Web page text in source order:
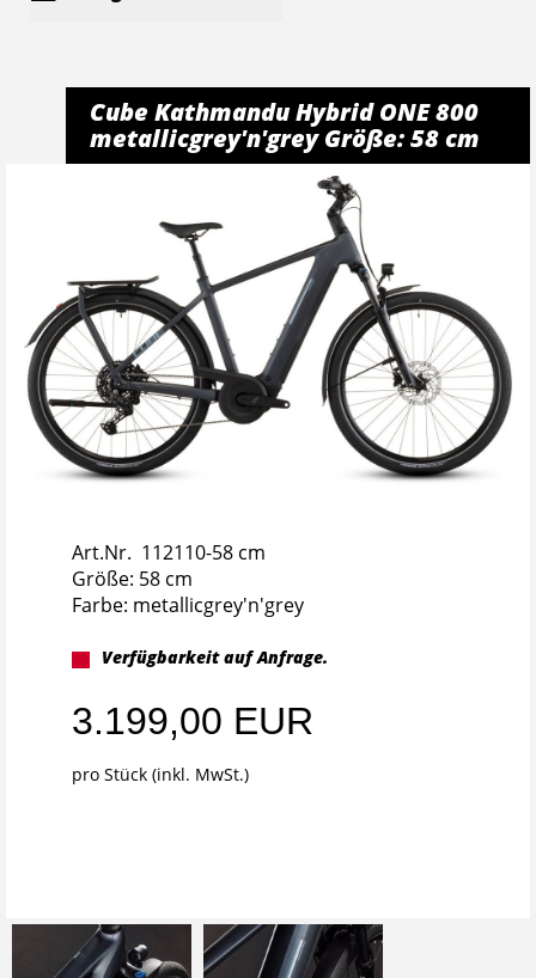
Cube Kathmandu Hybrid ONE 800
metallicgrey'n'grey Größe: 58 cm
Art.Nr. 112110-58 cm
Größe: 58 cm
Farbe: metallicgrey'n'grey
Verfügbarkeit auf Anfrage.
3.199,00 EUR
pro Stück (inkl. MwSt.)